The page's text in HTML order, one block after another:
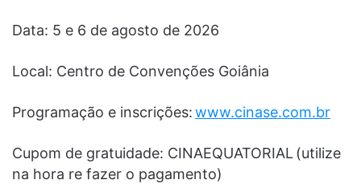
Data: 5 e 6 de agosto de 2026
Local: Centro de Convenções Goiânia
Programação e inscrições:www.cinase.com.br
Cupom de gratuidade: CINAEQUATORIAL (utilize
na hora re fazer o pagamento)